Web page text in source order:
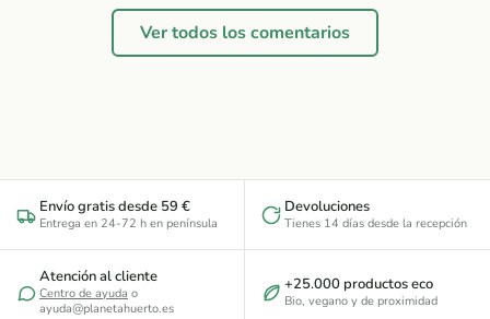
Ver todos los comentarios
Envío gratis desde 59 €
Entrega en 24-72 h en península
Devoluciones
Tienes 14 días desde la recepción
Atención al cliente
Centro de ayuda o
ayuda@planetahuerto.es
+25.000 productos eco
Bio, vegano y de proximidad